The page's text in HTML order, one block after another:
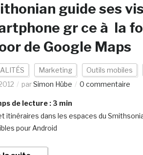
guide ses
gr ce à la
de Google Maps
Marketing Outils mobiles
parSimon Hübe 0 commentaire
de lecture : 3 min
itinéraires dans les espaces du
pour Android